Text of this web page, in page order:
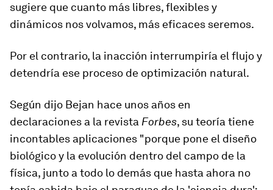
sugiere que cuanto más libres, flexibles y
dinámicos nos volvamos, más eficaces seremos.
Por el contrario, la inacción interrumpiría el flujoy
detendría ese proceso de optimización natural.
Según dijo Bejan hace unos años en
declaraciones a la revista Forbes, su teoría tiene
incontables aplicaciones "porque pone el diseño
biológico y la evolución dentro del campo de la
física, junto a todo lo demás que hasta ahora no